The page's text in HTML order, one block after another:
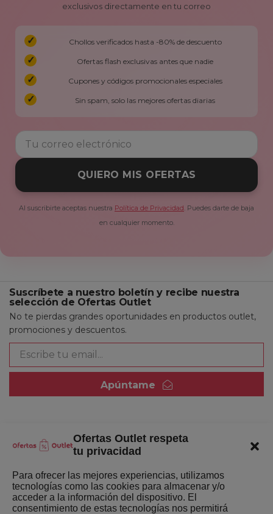
Ofertas Outlet respeta
tu privacidad
Para ofrecer las mejores experiencias, utilizamos
tecnologías como las cookies para almacenar y/o
acceder a la información del dispositivo. El
consentimiento de estas tecnologías nos permitirá
exclusivos directamente en tu correo
Chollos verificados hasta -80% de descuento
Ofertas flash exclusivas antes que nadie
Cupones y códigos promocionales especiales
Sin spam, solo las mejores ofertas diarias
QUIERO MIS OFERTAS
Al suscribirte aceptas nuestra Política de Privacidad . Puedes darte de baja
en cualquier momento.
Suscríbete a nuestro boletín y recibe nuestra
selección de Ofertas Outlet
No te pierdas grandes oportunidades en productos outlet,
promociones y descuentos.
Apúntame
Quienes somos
Últimas Novedades